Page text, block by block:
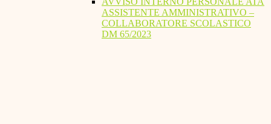
ASSISTENTE AMMINISTRATIVO –
COLLABORATORE SCOLASTICO
DM 65/2023